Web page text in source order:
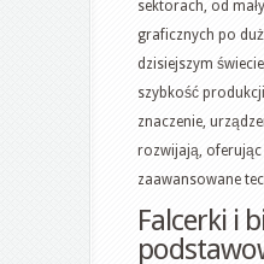
sektorach, od
graficznych po
dzisiejszym
szybkość
znaczenie,
rozwijają,
zaawansowane
Falcerki i